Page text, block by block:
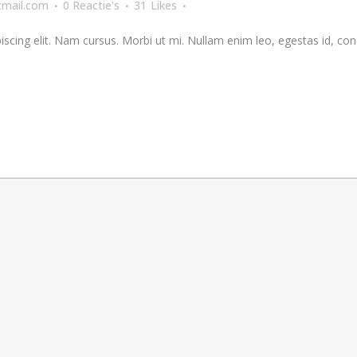
0 Reactie's 31 Likes
elit. Nam cursus. Morbi ut mi. Nullam enim leo, egestas id,